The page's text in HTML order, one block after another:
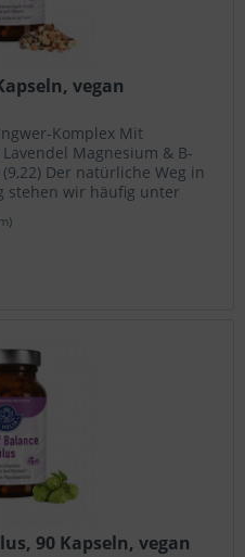
vegan
Komplex Mit
Magnesium & B-
Der natürliche Weg in
stehen wir häufig unter
90 Kapseln, vegan